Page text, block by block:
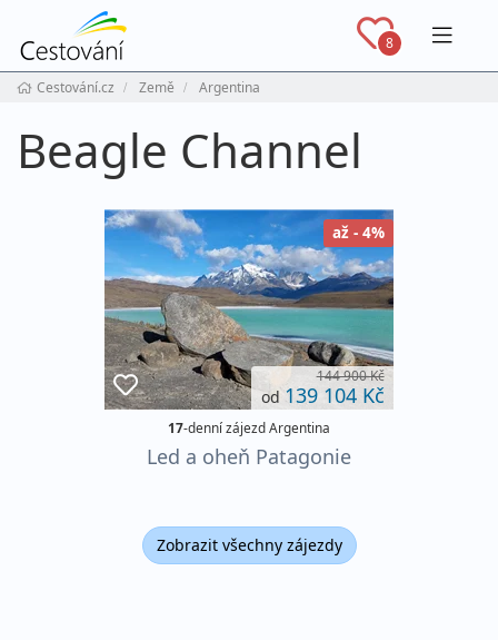
8
Cestování.cz Země Argentina
Beagle Channel
až - 4%
144 900 Kč
od 139 104 Kč
17-denní zájezd Argentina
Led a oheň Patagonie
Zobrazit všechny zájezdy